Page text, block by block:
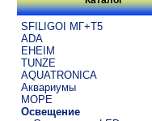
SFILIGOI МГ+Т5
ADA
EHEIM
TUNZE
AQUATRONICA
Аквариумы
МОРЕ
Освещение